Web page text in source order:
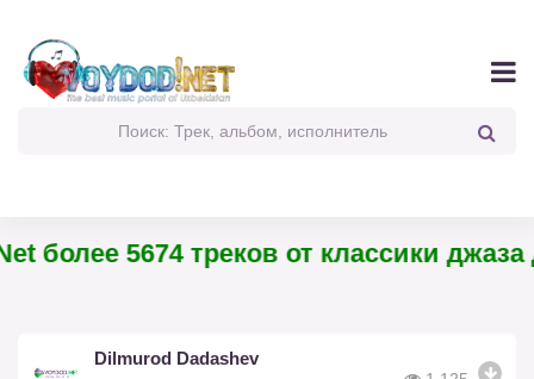
более 5674 треков от классики джаза
Dilmurod Dadashev